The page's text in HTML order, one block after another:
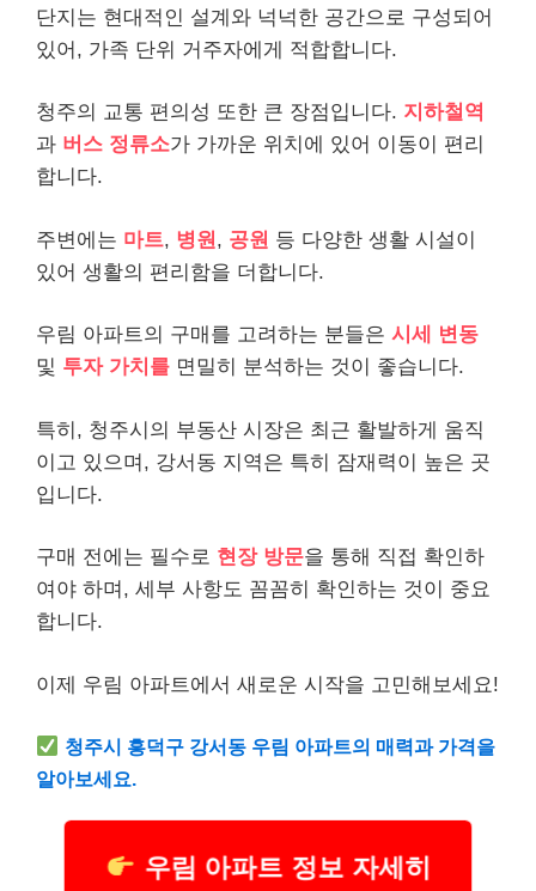
단지는 현대적인 설계와 넉넉한 공간으로 구성되어
있어, 가족 단위 거주자에게 적합합니다.
청주의 교통 편의성 또한 큰 장점입니다. 지하철역
과 버스 정류소가 가까운 위치에 있어 이동이 편리
합니다.
주변에는 마트, 병원 , 공원 등 다양한 생활 시설이
있어 생활의 편리함을 더합니다.
우림 아파트의 구매를 고려하는 분들은 시세 변동
및 투자 가치를 면밀히 분석하는 것이 좋습니다.
특히, 청주시의 부동산 시장은 최근 활발하게 움직
이고 있으며, 강서동 지역은 특히 잠재력이 높은 곳
입니다.
구매 전에는 필수로 현장 방문을 통해 직접 확인하
여야 하며, 세부 사항도 꼼꼼히 확인하는 것이 중요
합니다.
이제 우림 아파트에서 새로운 시작을 고민해보세요!
청주시 흥덕구 강서동 우림 아파트의 매력과 가격을
알아보세요.
우림 아파트 정보 자세히